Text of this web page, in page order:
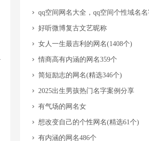
​qq空间网名大全，qq空间个性域名
​好听微博复古文艺昵称
女人一生最吉利的网名(1408个)
​情商高有内涵的网名359个
​简短励志的网名(精选346个)
​2025出生男孩热门名字案例分享
​有气场的网名女
​想改变自己的个性网名(精选61个)
​有内涵的网名486个